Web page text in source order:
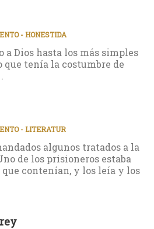
- HONESTIDA
a Dios hasta los más simples
tenía la costumbre de
- LITERATUR
algunos tratados a la
de los prisioneros estaba
contenían, y los leía y los